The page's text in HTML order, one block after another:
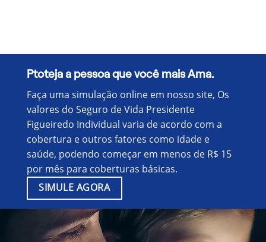
Ptoteja a pessoa que você mais Ama.
Faça uma simulação online em nosso site, Os
valores do Seguro de Vida Presidente
Figueiredo Individual varia de acordo com a
cobertura e outros fatores como idade e
saúde, podendo começar em menos de R$ 15
por mês para coberturas básicas.
SIMULE AGORA